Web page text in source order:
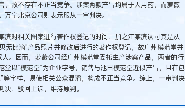
，故不存在不正当竞争。涉案两款产品均属于人用药，而萝薇
宁北京公司则表示服从一审判决。
滨对相关图案进行著作权登记的时间，加之江某滨认可其是从
无比滴”产品照片并修改后进行的著作权登记，故广州模范堂并
。因而，萝薇公司经广州模范堂委托生产涉案产品，两者的行
以“模范堂”为企业字号，销售与池田模范堂近似产品，且在包
等字样，易使相关公众混淆，构成不正当竞争。综上，一审判决
，驳回上诉，维持原判。